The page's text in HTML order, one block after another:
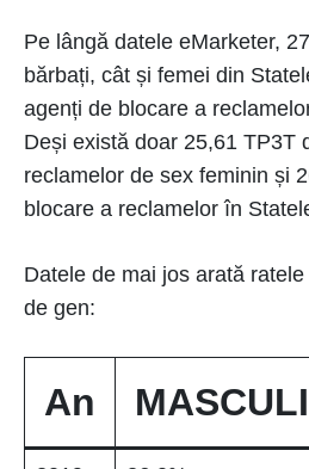
Pe lângă datele eMarketer,
bărbați, cât și femei din
agenți de blocare a
Deși există doar 25,61 TP3T
reclamelor de sex feminin și
blocare a reclamelor în
Datele de mai jos arată
de gen:
An